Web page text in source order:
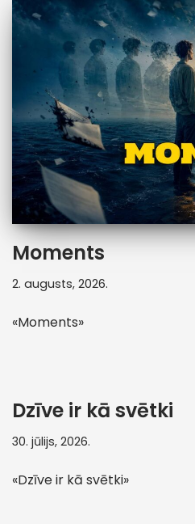
Moments
2. augusts, 2026.
«Moments»
Dzīve ir kā svētki
30. jūlijs, 2026.
«Dzīve ir kā svētki»